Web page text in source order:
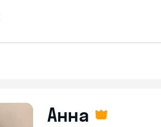
Анна